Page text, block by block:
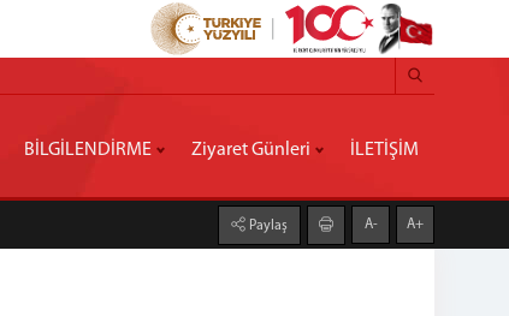
BİLGİLENDİRME Ziyaret Günleri İLETİŞİM
Paylaş A- A+